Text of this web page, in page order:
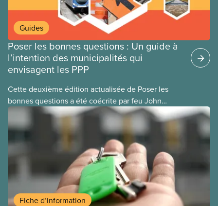
Guides
Poser les bonnes questions : Un guide à
l’intention des municipalités qui
envisagent les PPP
Cette deuxième édition actualisée de Poser les
bonnes questions a été coécrite par feu John
Loxley et son fils, le chercheur Salim Loxley. À la
lumière des données et les expériences les plus
récentes au Canada et dans le monde entier, ce
guide examine avec un œil critique les arguments
en faveur et à l’encontre du recours aux
partenariats public-privé (PPP) pour les
infrastructures municipales. Ce texte en ligne est
une adaptation de la version imprimée du guide.
Fiche d’information